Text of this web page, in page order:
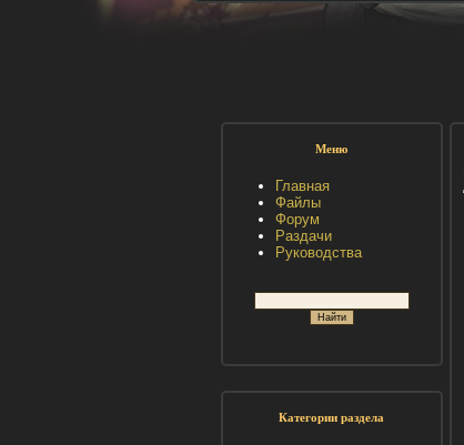
Меню
Главная
Файлы
Форум
Раздачи
Руководства
Категории раздела